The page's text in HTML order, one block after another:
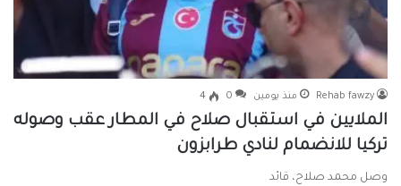
Rehab fawzy منذ يومين 0
4
الملايين في استقبال صلاح في المطار عقب وصوله
تركيا للانضمام لنادي طرابزون
وصل محمد صلاح، قائد